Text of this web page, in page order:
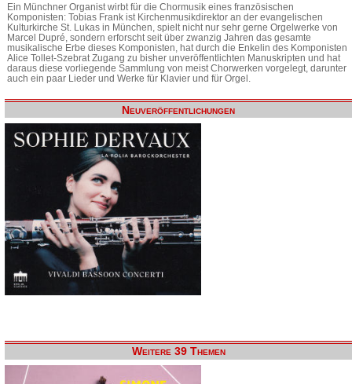
Ein Münchner Organist wirbt für die Chormusik eines französischen
Komponisten: Tobias Frank ist Kirchenmusikdirektor an der evangelischen
Kulturkirche St. Lukas in München, spielt nicht nur sehr gerne Orgelwerke von
Marcel Dupré, sondern erforscht seit über zwanzig Jahren das gesamte
musikalische Erbe dieses Komponisten, hat durch die Enkelin des Komponisten
Alice Tollet-Szebrat Zugang zu bisher unveröffentlichten Manuskripten und hat
daraus diese vorliegende Sammlung von meist Chorwerken vorgelegt, darunter
auch ein paar Lieder und Werke für Klavier und für Orgel.
Neuveröffentlichungen
Weitere 39 Themen